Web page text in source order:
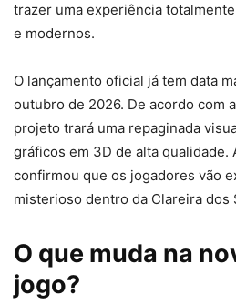
trazer uma experiência
e modernos.
O lançamento oficial já tem data
outubro de 2026. De acordo com
projeto trará uma repaginada
gráficos em 3D de alta qualidade.
confirmou que os jogadores vão
misterioso dentro da Clareira dos
O que muda na
jogo?